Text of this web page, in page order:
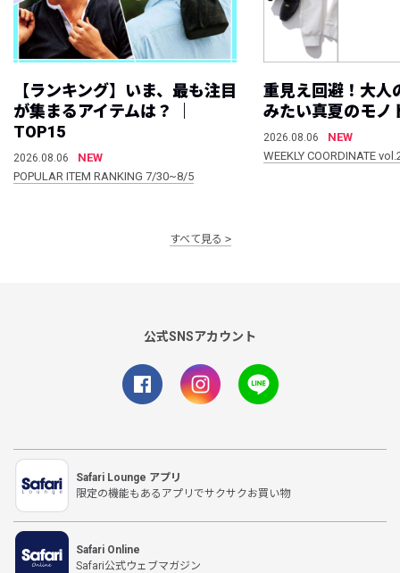
【ランキング】いま、最も注目
が集まるアイテムは？ ｜
TOP15
2026.08.06
NEW
POPULAR ITEM RANKING 7/30~8/5
重見え回避！大人
みたい真夏のモノ
2026.08.06
NEW
WEEKLY COORDINATE
すべて見る
公式SNSアカウント
Safari Lounge アプリ
限定の機能もあるアプリでサクサクお買い物
Safari Online
Safari公式ウェブマガジン